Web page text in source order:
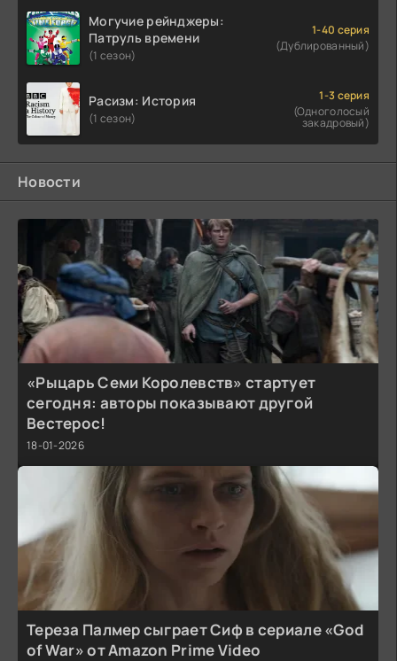
Могучие рейнджеры:
Патруль времени
(1 сезон)
1-40 серия
(Дублированный)
Расизм: История
(1 сезон)
1-3 серия
(Одноголосый
закадровый)
Новости
«Рыцарь Семи Королевств» стартует
сегодня: авторы показывают другой
Вестерос!
18-01-2026
Тереза Палмер сыграет Сиф в сериале «God
of War» от Amazon Prime Video